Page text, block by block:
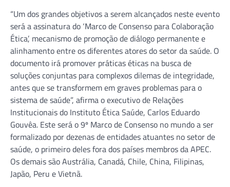
“Um dos grandes objetivos a serem alcançados neste evento
será a assinatura do ‘Marco de Consenso para Colaboração
Ética’, mecanismo de promoção de diálogo permanente e
alinhamento entre os diferentes atores do setor da saúde. O
documento irá promover práticas éticas na busca de
soluções conjuntas para complexos dilemas de integridade,
antes que se transformem em graves problemas para o
sistema de saúde”, afirma o executivo de Relações
Institucionais do Instituto Ética Saúde, Carlos Eduardo
Gouvêa. Este será o 9º Marco de Consenso no mundo a ser
formalizado por dezenas de entidades atuantes no setor de
saúde, o primeiro deles fora dos países membros da APEC.
Os demais são Austrália, Canadá, Chile, China, Filipinas,
Japão, Peru e Vietnã.